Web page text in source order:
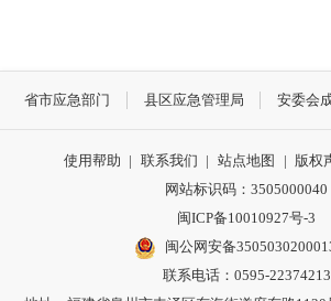
省市应急部门 县区应急管理局 安委会
使用帮助 | 联系我们 | 站点地图 | 版权
网站标识码：3505000040
闽ICP备10010927号-3
闽公网安备
联系电话：0595-22374213